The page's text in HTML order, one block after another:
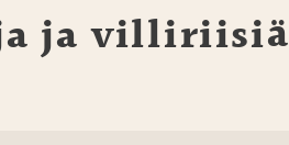
ja villiriisiä